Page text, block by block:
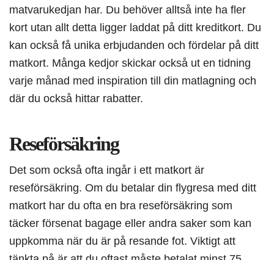
matvarukedjan har. Du behöver alltså inte ha fler
kort utan allt detta ligger laddat på ditt kreditkort. Du
kan också få unika erbjudanden och fördelar på ditt
matkort. Många kedjor skickar också ut en tidning
varje månad med inspiration till din matlagning och
där du också hittar rabatter.
Reseförsäkring
Det som också ofta ingår i ett matkort är
reseförsäkring. Om du betalar din flygresa med ditt
matkort har du ofta en bra reseförsäkring som
täcker försenat bagage eller andra saker som kan
uppkomma när du är på resande fot. Viktigt att